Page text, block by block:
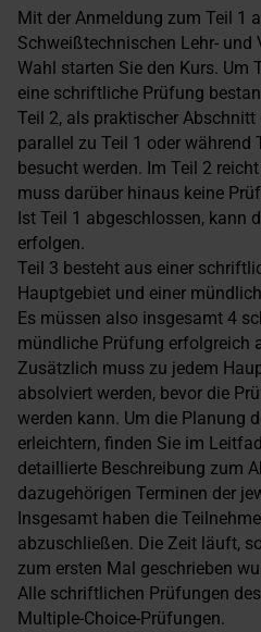
Mit der Anmeldung zum Teil 1
Schweißtechnischen Lehr- und
Wahl starten Sie den Kurs. Um
eine schriftliche Prüfung
Teil 2, als praktischer Abschnitt
parallel zu Teil 1 oder während
besucht werden. Im Teil 2
muss darüber hinaus keine
Ist Teil 1 abgeschlossen, kann
erfolgen.
Teil 3 besteht aus einer
Hauptgebiet und einer
Es müssen also insgesamt 4
mündliche Prüfung erfolgreich
Zusätzlich muss zu jedem
absolviert werden, bevor die
werden kann. Um die Planung
erleichtern, finden Sie im
detaillierte Beschreibung zum
dazugehörigen Terminen der
Insgesamt haben die
abzuschließen. Die Zeit läuft,
zum ersten Mal geschrieben
Alle schriftlichen Prüfungen
Multiple-Choice-Prüfungen.